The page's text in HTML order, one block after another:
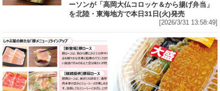
ーソンが「高岡大仏コロッケ＆から揚げ弁当」
を北陸・東海地方で本日31日(火)発売
[2026/3/31 13:58:49]